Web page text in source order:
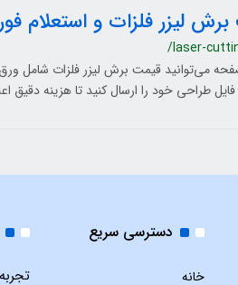
لیزر فلزات و استعلام
/laser-
می‌توانید قیمت برش لیزر فلزات شامل ورق
طراحی خود را ارسال کنید تا هزینه دقیق
دسترسی سریع
خانه